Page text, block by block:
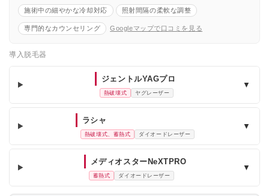
施術中の細やかな冷却対応 照射間隔の柔軟な調整
専門的なカウンセリング Googleマップで口コミを見る
導入脱毛器
ジェントルYAGプロ
熱破壊式 ヤグレーザー
▼
ラシャ
熱破壊式、蓄熱式 ダイオードレーザー
▼
メディオスターNeXTPRO
蓄熱式 ダイオードレーザー
▼